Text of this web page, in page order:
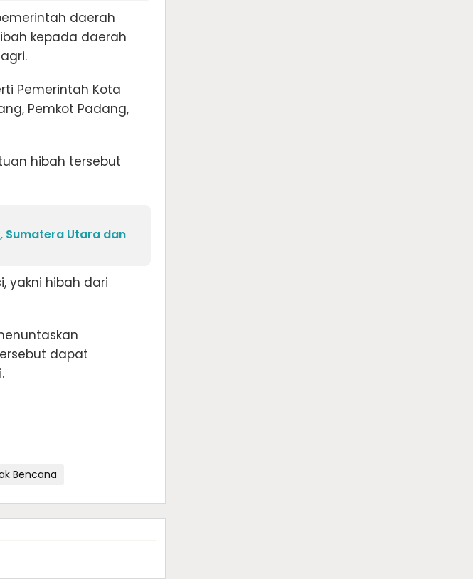
daerah
kepada daerah
Pemerintah Kota
Pemkot Padang,
hibah tersebut
Sumatera Utara dan
yakni hibah dari
dapat
Bencana